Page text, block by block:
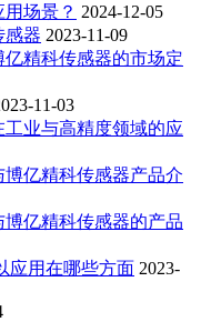
场景？ 2024-12-05
感器 2023-11-09
精科传感器的市场定
11-03
业与高精度领域的应
亿精科传感器产品介
亿精科传感器的产品
应用在哪些方面 2023-